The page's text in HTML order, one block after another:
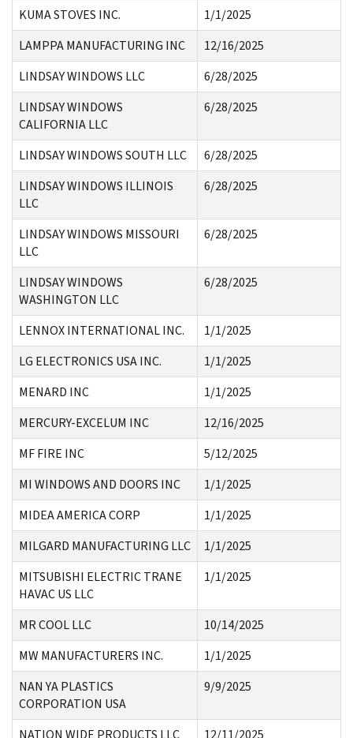
KUMA STOVES INC.
1/1/2025
LAMPPA MANUFACTURING INC
12/16/2025
LINDSAY WINDOWS LLC
6/28/2025
LINDSAY WINDOWS
CALIFORNIA LLC
6/28/2025
LINDSAY WINDOWS SOUTH LLC
6/28/2025
LINDSAY WINDOWS ILLINOIS
LLC
6/28/2025
LINDSAY WINDOWS MISSOURI
LLC
6/28/2025
LINDSAY WINDOWS
WASHINGTON LLC
6/28/2025
LENNOX INTERNATIONAL INC.
1/1/2025
LG ELECTRONICS USA INC.
1/1/2025
MENARD INC
1/1/2025
MERCURY-EXCELUM INC
12/16/2025
MF FIRE INC
5/12/2025
MI WINDOWS AND DOORS INC
1/1/2025
MIDEA AMERICA CORP
1/1/2025
MILGARD MANUFACTURING LLC
1/1/2025
MITSUBISHI ELECTRIC TRANE
HAVAC US LLC
1/1/2025
MR COOL LLC
10/14/2025
MW MANUFACTURERS INC.
1/1/2025
NAN YA PLASTICS
CORPORATION USA
9/9/2025
NATION WIDE PRODUCTS LLC 12/11/2025